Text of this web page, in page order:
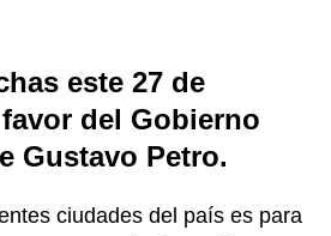
este 27 de
del Gobierno
Gustavo Petro.
ciudades del país es para